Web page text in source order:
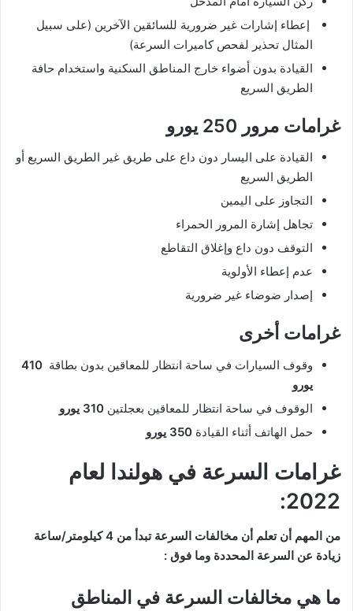
إعطاء إشارات غير ضرورية للسائقين الآخرين (على سبيل
المثال تحذير لفحص كاميرات السرعة)
القيادة بدون أضواء خارج المناطق السكنية واستخدام حافة
الطريق السريع
غرامات مرور 250 يورو
القيادة على اليسار دون داع على طريق غير الطريق السريع أو
الطريق السريع
التجاوز على اليمين
تجاهل إشارة المرور الحمراء
التوقف دون داع وإغلاق التقاطع
عدم إعطاء الأولوية
إصدار ضوضاء غير ضرورية
غرامات أخرى
وقوف السيارات في ساحة انتظار للمعاقين بدون بطاقة 410
يورو
الوقوف في ساحة انتظار للمعاقين بعجلتين 310 يورو
حمل الهاتف أثناء القيادة 350 يورو
غرامات السرعة في هولندا لعام
2022:
من المهم أن تعلم أن مخالفات السرعة تبدأ من 4 كيلومتر/ساعة
زيادة عن السرعة المحددة وما فوق :
ما هي مخالفات السرعة في المناطق